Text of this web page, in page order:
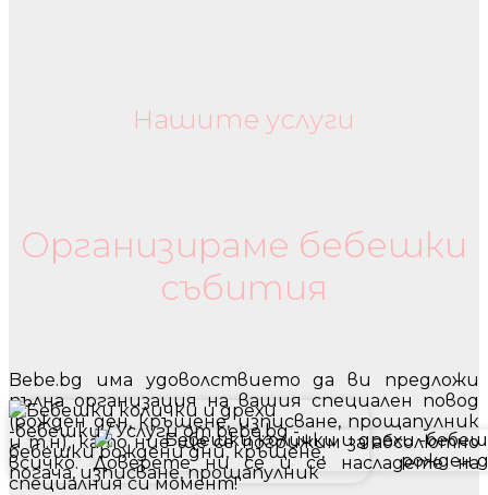
Нашите услуги
Организираме бебешки
събития
Bebe.bg има удоволствието да ви предложи
пълна организация на вашия специален повод
(рожден ден, кръщене, изписване, прощапулник
и т.н), като ние ще се погрижим за абсолютно
всичко. Доверете ни се и се насладете на
специалния си момент!